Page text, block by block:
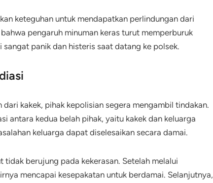
keteguhan untuk mendapatkan perlindungan dari
pengaruh minuman keras turut memperburuk
panik dan histeris saat datang ke polsek.
kakek, pihak kepolisian segera mengambil tindakan.
antara kedua belah pihak, yaitu kakek dan keluarga
keluarga dapat diselesaikan secara damai.
berujung pada kekerasan. Setelah melalui
mencapai kesepakatan untuk berdamai. Selanjutnya,